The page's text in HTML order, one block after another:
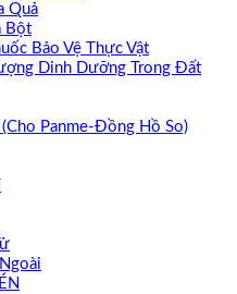
Quả
Bột
Bảo Vệ Thực Vật
Dinh Dưỡng Trong Đất
Panme-Đồng Hồ So)